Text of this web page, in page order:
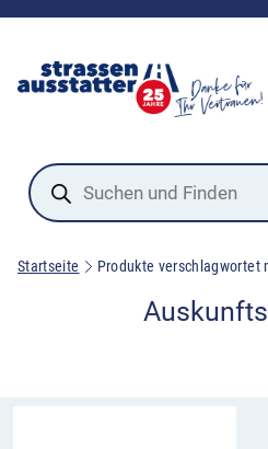
Products
search
Startseite Produkte verschlagwortet